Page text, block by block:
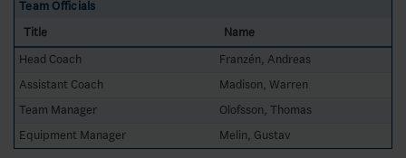
Team Officials
Title
Name
Head Coach
Franzén, Andreas
Assistant Coach
Madison, Warren
Team Manager
Olofsson, Thomas
Equipment Manager
Melin, Gustav